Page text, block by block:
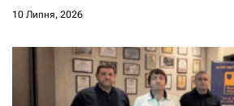
10 Липня, 2026